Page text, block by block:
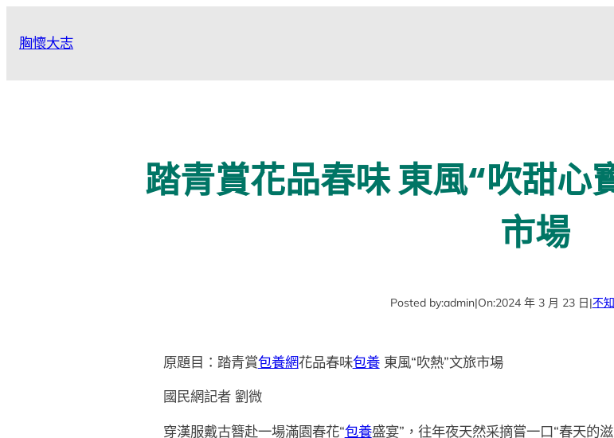
胸懷大志
踏青賞花品春味 東風“吹甜心
市場
Posted by:admin|On:2024 年 3 月 23 日|不
原題目：踏青賞包養網花品春味包養東風“吹熱”文旅市場
國民網記者 劉微
穿漢服戴古簪赴一場滿園春花“包養盛宴”，往年夜天然采摘嘗一口“春天的